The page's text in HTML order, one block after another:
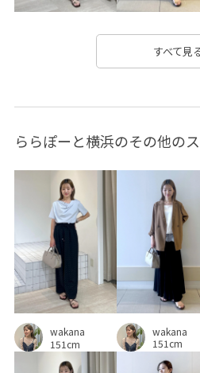
オフショルダー カシュクール
サステナブル シ
シャツ シワ感 シンプル
セットアップ タイト デイリ
トレンド感 トングサンダル
ナチュラル ニット バランス
フリーサイズ フーディー
ヘンリーネック ベーシック
リブ リラックス感 ワイドパ
ヴィンテージ ヴィンテージ感
冷んやり 大人っぽい
すべて見
ららぽーと横浜のその他の
wakana
151cm
wakana
151cm